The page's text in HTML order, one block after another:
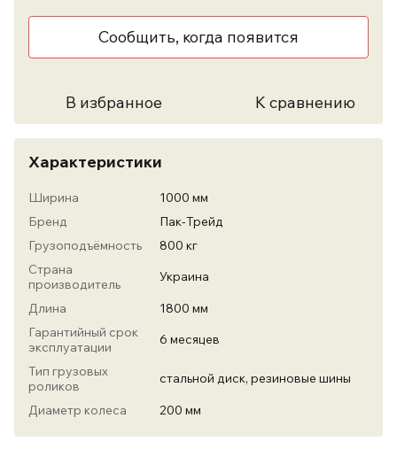
Сообщить, когда появится
В избранное К сравнению
Характеристики
Ширина
1000 мм
Бренд
Пак-Трейд
Грузоподъёмность
800 кг
Страна
производитель
Украина
Длина
1800 мм
Гарантийный срок
эксплуатации
6 месяцев
Тип грузовых
роликов
стальной диск, резиновые шины
Диаметр колеса
200 мм